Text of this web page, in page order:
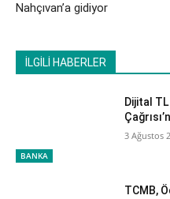
Nahçıvan’a gidiyor
İLGİLİ HABERLER
BANKA
Dijital
3 Ağustos
TCMB,